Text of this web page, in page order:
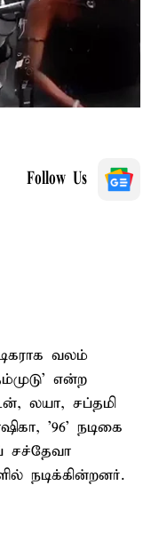
Follow Us
வலம்
என்ற
லயா, சப்தமி
'96' நடிகை
சச்தேவா
நடிக்கின்றனர்.